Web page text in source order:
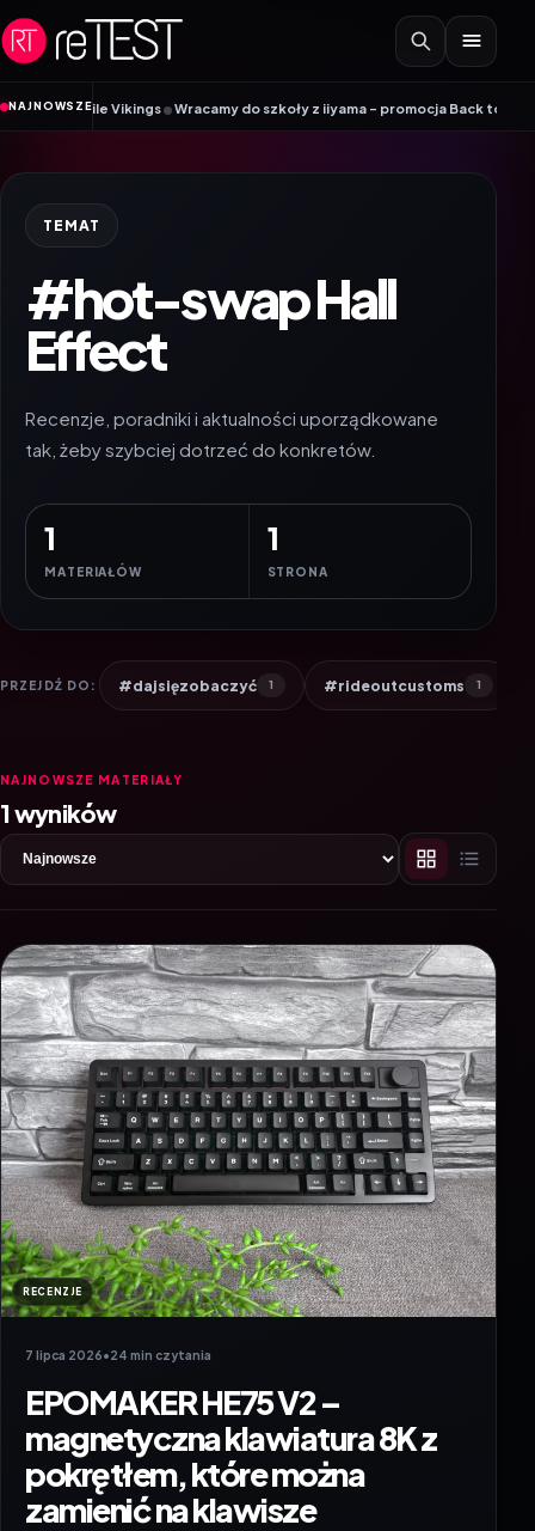
Przejdź do treści
NAJNOWSZE
Mobile Vikings•Wracamy do szkoły z iiyama – promocja Back to School na
TEMAT
#hot-swap Hall
Effect
Recenzje, poradniki i aktualności uporządkowane
tak, żeby szybciej dotrzeć do konkretów.
1
MATERIAŁÓW
1
STRONA
PRZEJDŹ DO: #dajsięzobaczyć 1 #rideoutcustoms 1
NAJNOWSZE MATERIAŁY
1 wyników
RECENZJE
7 lipca 2026•24 min czytania
EPOMAKER HE75 V2 –
magnetyczna klawiatura 8K z
pokrętłem, które można
zamienić na klawisze